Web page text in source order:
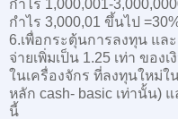
กำไร 1,000,001-
กำไร 3,000,01 ขึ้นไป
6.เพื่อกระตุ้นการลงทุน แล
จ่ายเพิ่มเป็น 1.25 เท่า ของ
ในเครื่องจักร ที่ลงทุนใหม่ใ
หลัก cash- basic เท่านั้น)
นี้